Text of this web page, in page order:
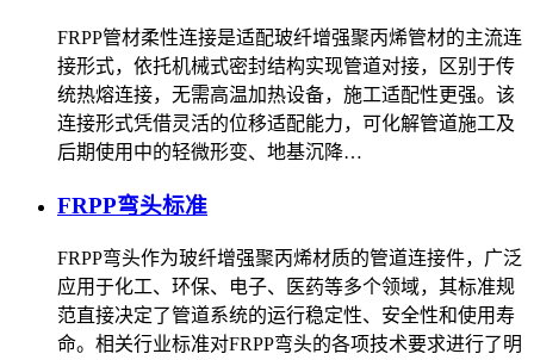
FRPP管材柔性连接是适配玻纤增强聚丙烯管材的主流连
接形式，依托机械式密封结构实现管道对接，区别于传
统热熔连接，无需高温加热设备，施工适配性更强。该
连接形式凭借灵活的位移适配能力，可化解管道施工及
后期使用中的轻微形变、地基沉降…
FRPP弯头标准
FRPP弯头作为玻纤增强聚丙烯材质的管道连接件，广泛
应用于化工、环保、电子、医药等多个领域，其标准规
范直接决定了管道系统的运行稳定性、安全性和使用寿
命。相关行业标准对FRPP弯头的各项技术要求进行了明